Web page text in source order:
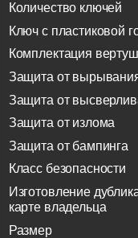
Количество ключей
Ключ с пластиковой
Комплектация
Защита от
Защита от
Защита от излома
Защита от бампинга
Класс безопасности
Изготовление
карте владельца
Размер